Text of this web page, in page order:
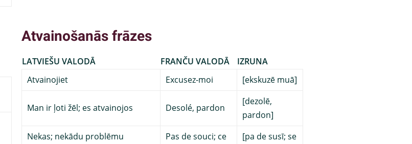
Atvainošanās frāzes
LATVIEŠU VALODĀ FRANČU VALODĀ
IZRUNA
Atvainojiet
Excusez-moi [ekskuzē muā]
Man ir ļoti žēl; es atvainojos Desolé, pardon
[dezolē,
pardon]
Nekas; nekādu problēmu
Pas de souci; ce
[pa de susī; se